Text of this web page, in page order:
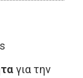
για την